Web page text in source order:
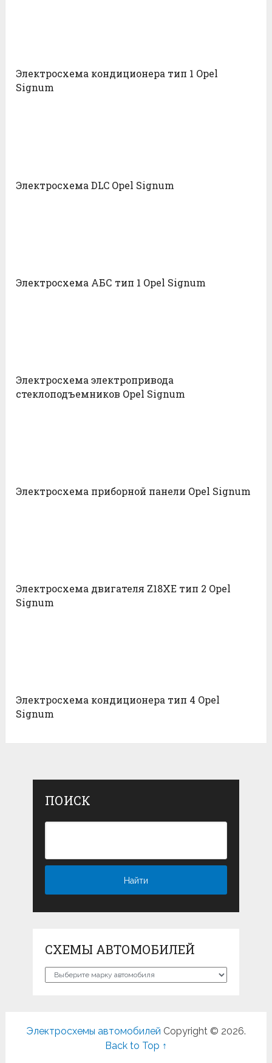
Электросхема кондиционера тип 1 Opel
Signum
Электросхема DLC Opel Signum
Электросхема АБС тип 1 Opel Signum
Электросхема электропривода
стеклоподъемников Opel Signum
Электросхема приборной панели Opel Signum
Электросхема двигателя Z18XE тип 2 Opel
Signum
Электросхема кондиционера тип 4 Opel
Signum
ПОИСК
СХЕМЫ АВТОМОБИЛЕЙ
Схемы
Электросхемы автомобилей Copyright © 2026.
Back to Top ↑